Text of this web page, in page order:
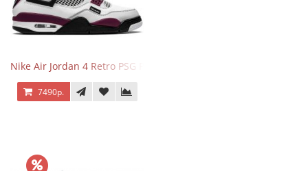
Nike Air Jordan 4 Retro PSG Paris Saint-Germain
7490р.